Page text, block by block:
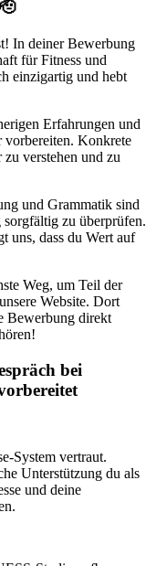
In deiner Bewerbung
für Fitness und
einzigartig und hebt
Erfahrungen und
vorbereiten. Konkrete
verstehen und zu
und Grammatik sind
zu überprüfen.
uns, dass du Wert auf
Weg, um Teil der
Website. Dort
Bewerbung direkt
bei
System vertraut.
Unterstützung du als
und deine